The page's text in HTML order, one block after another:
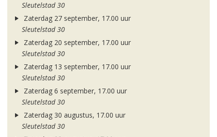
Sleutelstad 30
Zaterdag 27 september, 17.00 uur
Sleutelstad 30
Zaterdag 20 september, 17.00 uur
Sleutelstad 30
Zaterdag 13 september, 17.00 uur
Sleutelstad 30
Zaterdag 6 september, 17.00 uur
Sleutelstad 30
Zaterdag 30 augustus, 17.00 uur
Sleutelstad 30